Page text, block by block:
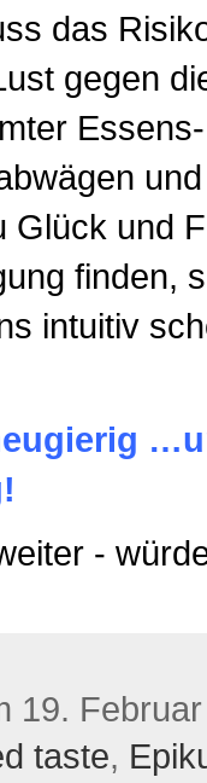
das
gegen
Glück und
finden,
intuitiv
-
19.
taste,